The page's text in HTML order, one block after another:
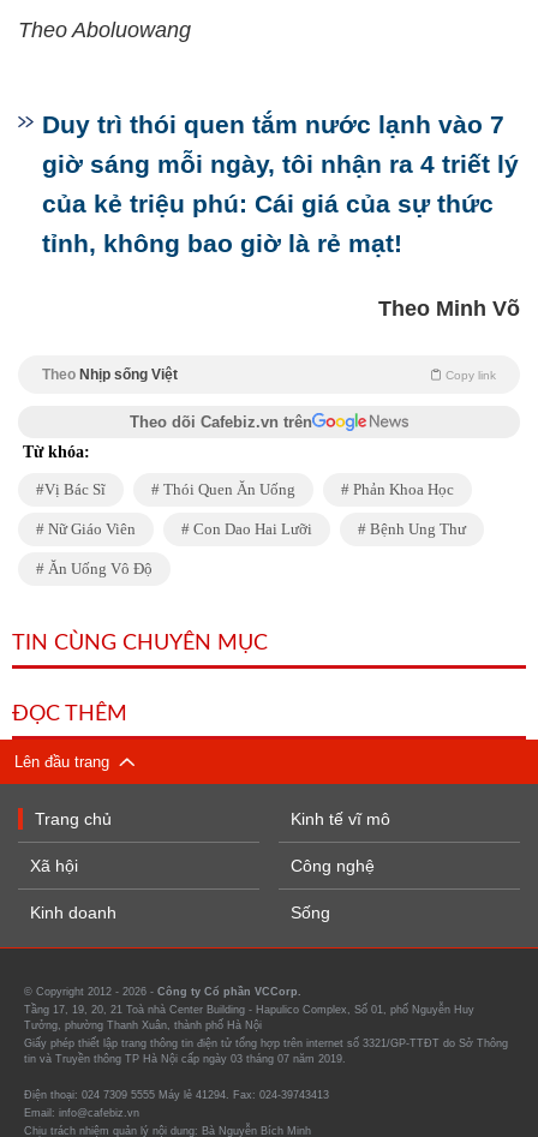
Theo Aboluowang
Duy trì thói quen tắm nước lạnh vào 7
giờ sáng mỗi ngày, tôi nhận ra 4 triết lý
của kẻ triệu phú: Cái giá của sự thức
tỉnh, không bao giờ là rẻ mạt!
Theo Minh Võ
Theo Nhịp sống Việt Copy link
Theo dõi Cafebiz.vn trên
Từ khóa:
Vị Bác Sĩ Thói Quen Ăn Uống Phản Khoa Học
Nữ Giáo Viên Con Dao Hai Lưỡi Bệnh Ung Thư
Ăn Uống Vô Độ
TIN CÙNG CHUYÊN MỤC
ĐỌC THÊM
Lên đầu trang
Trang chủ
Xã hội
Kinh doanh
Kinh tế vĩ mô
Công nghệ
Sống
© Copyright 2012 - 2026 - Công ty Cổ phần VCCorp.
Tầng 17, 19, 20, 21 Toà nhà Center Building - Hapulico Complex, Số 01, phố Nguyễn Huy
Tưởng, phường Thanh Xuân, thành phố Hà Nội
Giấy phép thiết lập trang thông tin điện tử tổng hợp trên internet số 3321/GP-TTĐT do Sở Thông
tin và Truyền thông TP Hà Nội cấp ngày 03 tháng 07 năm 2019.
Điện thoại: 024 7309 5555 Máy lẻ 41294. Fax: 024-39743413
Email: info@cafebiz.vn
Chịu trách nhiệm quản lý nội dung: Bà Nguyễn Bích Minh